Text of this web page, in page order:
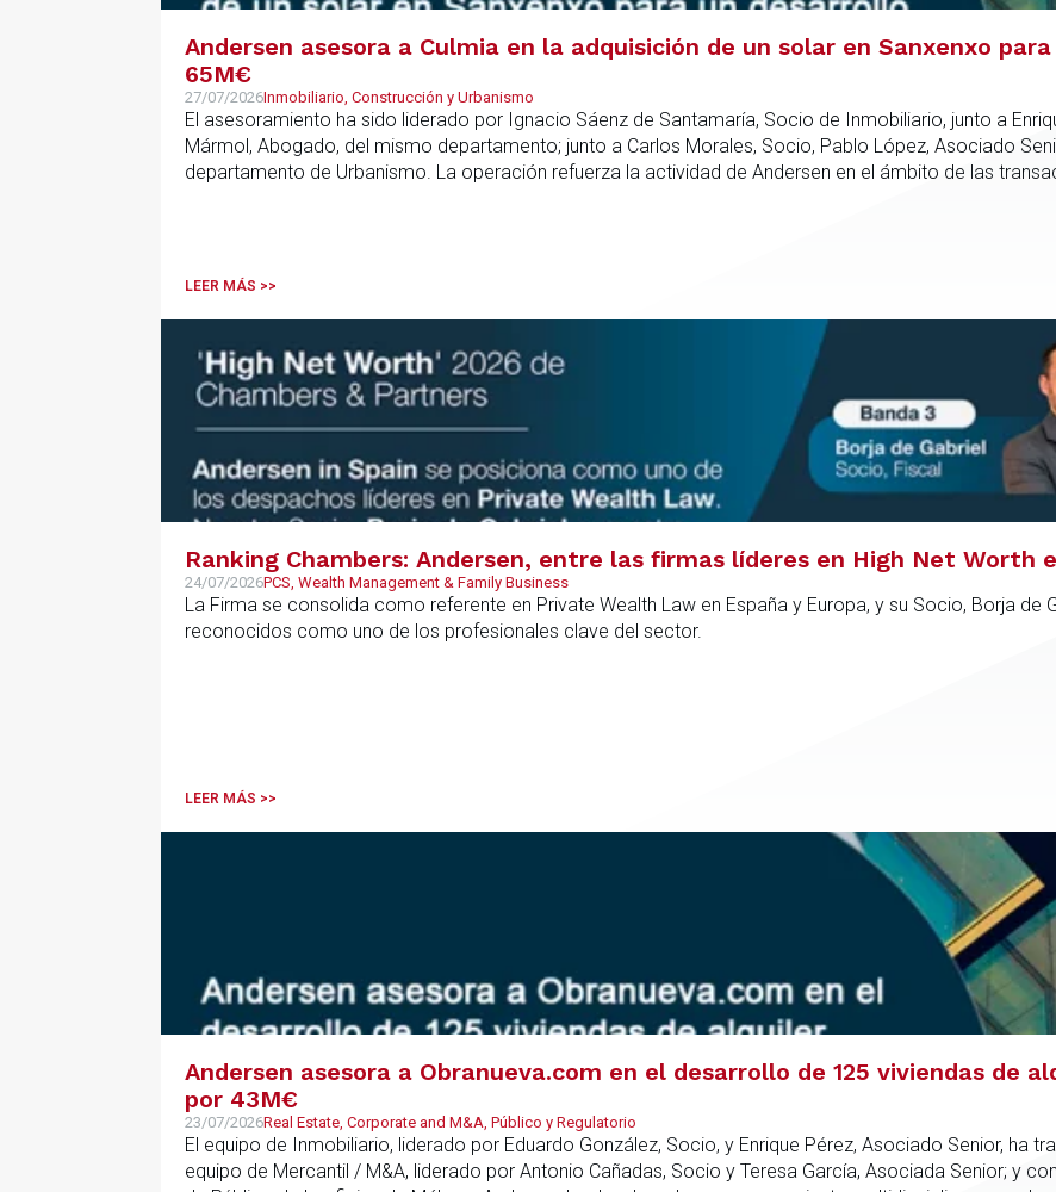
Andersen asesora a Culmia en la adquisición de un solar en Sanxenxo
65M€
27/07/2026Inmobiliario, Construcción y Urbanismo
El asesoramiento ha sido liderado por Ignacio Sáenz de Santamaría, Socio de Inmobiliario, junto a
Mármol, Abogado, del mismo departamento; junto a Carlos Morales, Socio, Pablo López, Asociado
departamento de Urbanismo. La operación refuerza la actividad de Andersen en el ámbito de las
LEER MÁS >>
Ranking Chambers: Andersen, entre las firmas líderes en High Net Worth
24/07/2026PCS, Wealth Management & Family Business
La Firma se consolida como referente en Private Wealth Law en España y Europa, y su Socio, Borja de
reconocidos como uno de los profesionales clave del sector.
LEER MÁS >>
Andersen asesora a Obranueva.com en el desarrollo de 125 viviendas de
por 43M€
23/07/2026Real Estate, Corporate and M&A, Público y Regulatorio
El equipo de Inmobiliario, liderado por Eduardo González, Socio, y Enrique Pérez, Asociado Senior, ha
equipo de Mercantil / M&A, liderado por Antonio Cañadas, Socio y Teresa García, Asociada Senior; y